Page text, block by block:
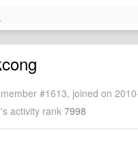
#1613, joined on
activity rank 7998